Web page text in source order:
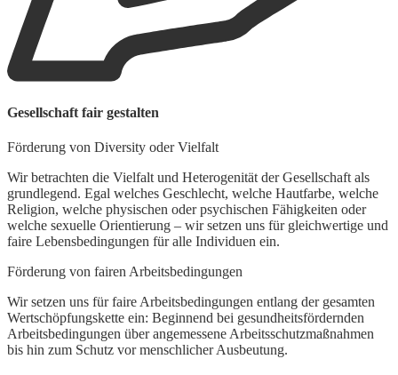
Gesellschaft fair gestalten
Förderung von Diversity oder Vielfalt
Wir betrachten die Vielfalt und Heterogenität der Gesellschaft als
grundlegend. Egal welches Geschlecht, welche Hautfarbe, welche
Religion, welche physischen oder psychischen Fähigkeiten oder
welche sexuelle Orientierung – wir setzen uns für gleichwertige und
faire Lebensbedingungen für alle Individuen ein.
Förderung von fairen Arbeitsbedingungen
Wir setzen uns für faire Arbeitsbedingungen entlang der gesamten
Wertschöpfungskette ein: Beginnend bei gesundheitsfördernden
Arbeitsbedingungen über angemessene Arbeitsschutzmaßnahmen
bis hin zum Schutz vor menschlicher Ausbeutung.